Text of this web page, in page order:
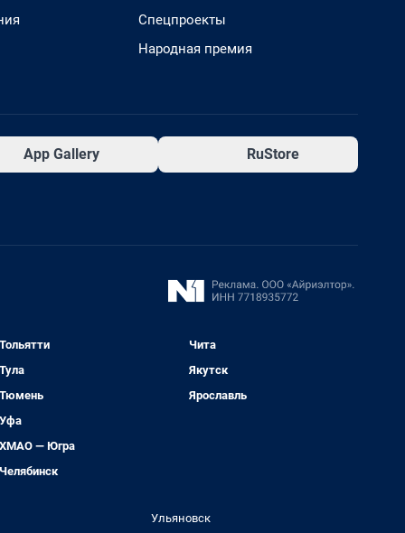
Спецпроекты
Народная премия
App Gallery RuStore
— Югра
Чита
Якутск
Ярославль
Ульяновск